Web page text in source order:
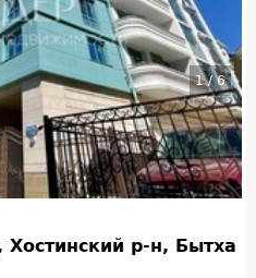
1/6
Хостинский р-н, Бытха